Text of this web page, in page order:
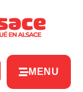
MENU